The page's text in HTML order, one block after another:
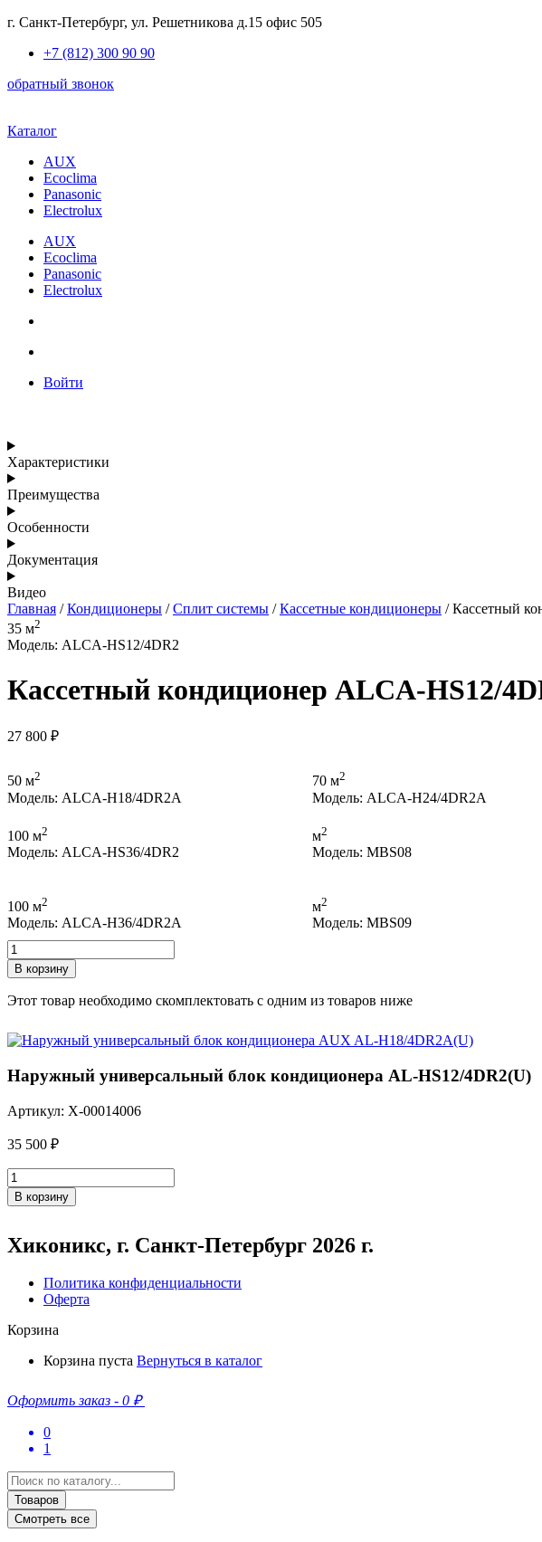
Skip
content
г. Санкт-Петербург, ул. Решетникова д.15 офис 505
+7 (812) 300 90 90
обратный звонок
Каталог
AUX
Ecoclima
Panasonic
Electrolux
AUX
Ecoclima
Panasonic
Electrolux
Войти
Характеристики
Преимущества
Особенности
Документация
Видео
Главная /Кондиционеры /Сплит системы /Кассетные кондиционеры / Кассетный
35 м2
Модель: ALCA-HS12/4DR2
Кассетный кондиционер ALCA-HS12/
27 800 ₽
50 м2
Модель: ALCA-H18/4DR2A
70 м2
Модель: ALCA-H24/4DR2A
100 м2
Модель: ALCA-HS36/4DR2
м2
Модель: MBS08
100 м2
Модель: ALCA-H36/4DR2A
м2
Модель: MBS09
Количество
товара
Кассетный
кондиционер
В корзину
Этот товар необходимо скомплектовать с одним из товаров ниже
Наружный универсальный блок кондиционера AL-HS12/4DR2(U)
Артикул: X-00014006
35 500 ₽
Количество
товара
Наружный
блок
кондиционера
HS12/4DR2(U)
В корзину
Хиконикс, г. Санкт-Петербург 2026 г.
Политика конфиденциальности
Оферта
Корзина
Корзина пуста Вернуться в каталог
Оформить заказ - 0 ₽
0
1
Search
...Товаров
Смотреть все